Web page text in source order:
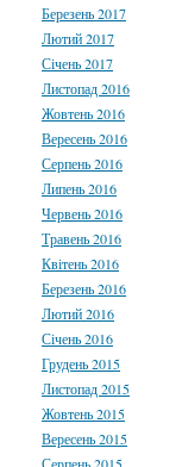
Березень 2017
Лютий 2017
Січень 2017
Листопад 2016
Жовтень 2016
Вересень 2016
Серпень 2016
Липень 2016
Червень 2016
Травень 2016
Квітень 2016
Березень 2016
Лютий 2016
Січень 2016
Грудень 2015
Листопад 2015
Жовтень 2015
Вересень 2015